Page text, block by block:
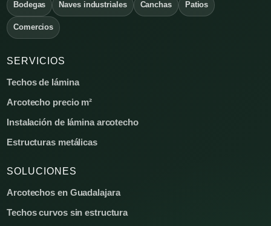
Bodegas Naves industriales Canchas Patios
Comercios
SERVICIOS
Techos de lámina
Arcotecho precio m²
Instalación de lámina arcotecho
Estructuras metálicas
SOLUCIONES
Arcotechos en Guadalajara
Techos curvos sin estructura